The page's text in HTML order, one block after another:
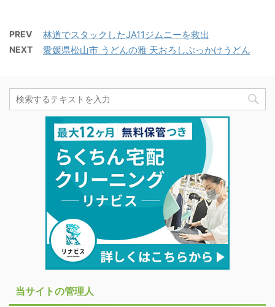
PREV 林道でスタックしたJA11ジムニーを救出
NEXT 愛媛県松山市 うどんの雅 天おろしぶっかけうどん
当サイトの管理人